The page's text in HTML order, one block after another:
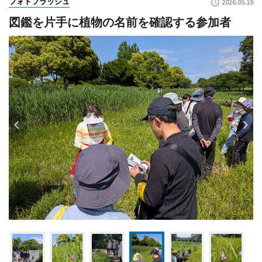
2026.05.19
図鑑を片手に植物の名前を確認する参加者